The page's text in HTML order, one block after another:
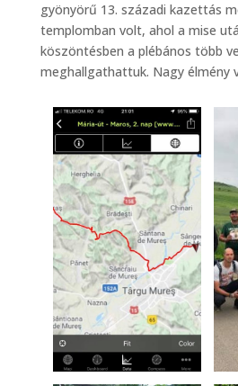
gyönyörű 13. századi kazettás
templomban volt, ahol a mise
köszöntésben a plébános több
meghallgathattuk. Nagy élmény